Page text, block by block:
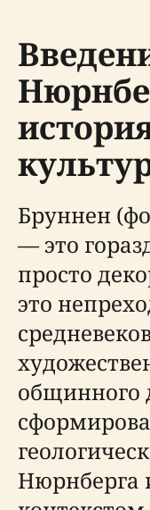
Бруннен
— это
просто
это
общинного
Нюрнберга